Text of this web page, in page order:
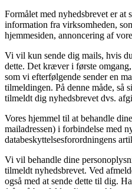
Formålet med nyhedsbrevet er at
information fra virksomheden,
hjemmesiden, annoncering af
Vi vil kun sende dig mails, hvis
dette. Det kræver i første
som vi efterfølgende sender en
tilmeldingen. På denne måde, så
tilmeldt dig nyhedsbrevet dvs.
Vores hjemmel til at behandle
mailadressen) i forbindelse med
databeskyttelsesforordningens
Vi vil behandle dine
tilmeldt nyhedsbrevet. Ved
også med at sende dette til dig.